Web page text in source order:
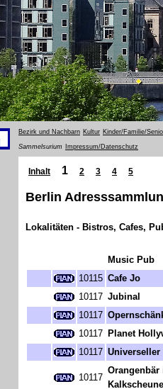
Bezirk und Nachbarn Kultur Kinder/Familie/
Sammelsurium Impressum/Datenschutz
Inhalt 1 2 3 4 5
Berlin
Lokalitäten - Bistros, Cafes,
Music Pub
10115 Cafe Jo
10117 Jubinal
10117
10117 Planet
10117 Universeller
10117
Orangenbär
Kalkscheune